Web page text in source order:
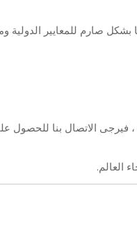
بشكل صارم للمعايير
فيرجى الاتصال بنا للحصول